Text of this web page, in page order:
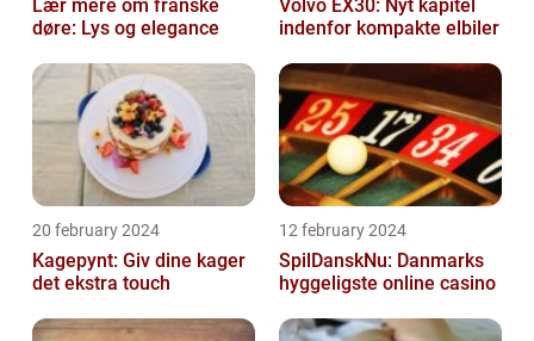
Lær mere om franske
døre: Lys og elegance
Volvo EX30: Nyt kapitel
indenfor kompakte elbiler
20 february 2024
Kagepynt: Giv dine kager
det ekstra touch
12 february 2024
SpilDanskNu: Danmarks
hyggeligste online casino